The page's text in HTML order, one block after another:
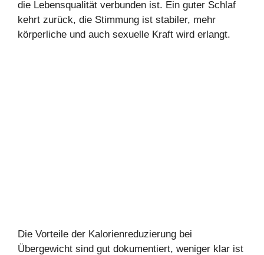
die Lebensqualität verbunden ist. Ein guter Schlaf
kehrt zurück, die Stimmung ist stabiler, mehr
körperliche und auch sexuelle Kraft wird erlangt.
Die Vorteile der Kalorienreduzierung bei
Übergewicht sind gut dokumentiert, weniger klar ist